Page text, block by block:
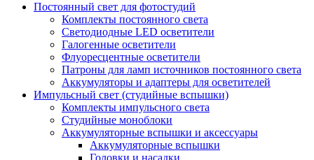
Постоянный свет для фотостудий
Комплекты постоянного света
Светодиодные LED осветители
Галогенные осветители
Флуоресцентные осветители
Патроны для ламп источников постоянного света
Аккумуляторы и адаптеры для осветителей
Импульсный свет (студийные вспышки)
Комплекты импульсного света
Студийные моноблоки
Аккумуляторные вспышки и аксессуары
Аккумуляторные вспышки
Головки и насадки